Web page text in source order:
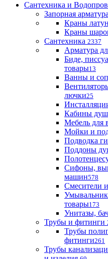
Сантехника и
Запорная
Краны
Краны
Сантехника 2337
Арматура
Биде,
товары13
Ванны и
лючки25
Кабины
Мебель для
Мойки и
Подводка
Поддоны
Сифоны,
машин578
Смесители
товары173
Унитазы,
Трубы и фитинги
Трубы
фитинги261
Трубы